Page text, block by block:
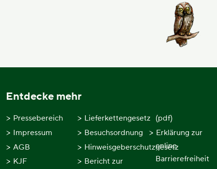
Entdecke mehr
Pressebereich
Impressum
AGB
KJF
Lieferkettengesetz
Besuchsordnung
Hinweisgeberschutzgesetz
Bericht zur
(pdf)
Erklärung zur
online
Barrierefreiheit